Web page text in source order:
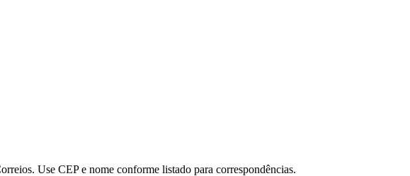
Use CEP e nome conforme listado para correspondências.